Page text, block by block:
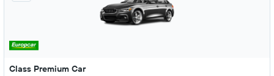
Class Premium Car